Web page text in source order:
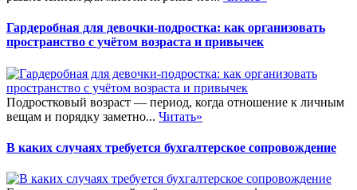
Гардеробная для девочки-подростка: как организовать
пространство с учётом возраста и привычек
Подростковый возраст — период, когда отношение к личным
вещам и порядку заметно... Читать»
В каких случаях требуется бухгалтерское сопровождение